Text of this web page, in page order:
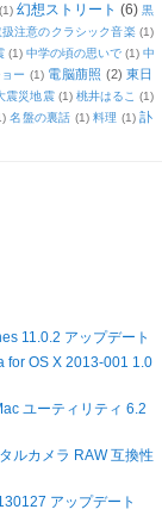
(1) 幻想ストリート (6) 黒
扱注意のクラシック音楽 (1)
(1) 中学の頃の思いで (1) 中
ー (1) 電脳萠照 (2) 東日
震災地震 (1) 桃井はるこ (1)
名盤の裏話 (1) 料理 (1) 訃
11.0.2 アップデート
for OS X 2013-001 1.0
ユーティリティ 6.2
ルカメラ RAW 互換性
アップデート